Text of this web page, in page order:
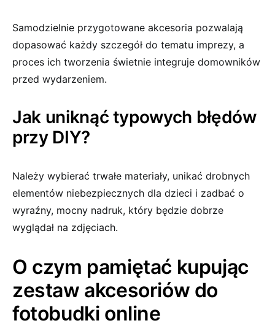
Samodzielnie przygotowane akcesoria pozwalają
dopasować każdy szczegół do tematu imprezy, a
proces ich tworzenia świetnie integruje domowników
przed wydarzeniem.
Jak uniknąć typowych błędów
przy DIY?
Należy wybierać trwałe materiały, unikać drobnych
elementów niebezpiecznych dla dzieci i zadbać o
wyraźny, mocny nadruk, który będzie dobrze
wyglądał na zdjęciach.
O czym pamiętać kupując
zestaw akcesoriów do
fotobudki online